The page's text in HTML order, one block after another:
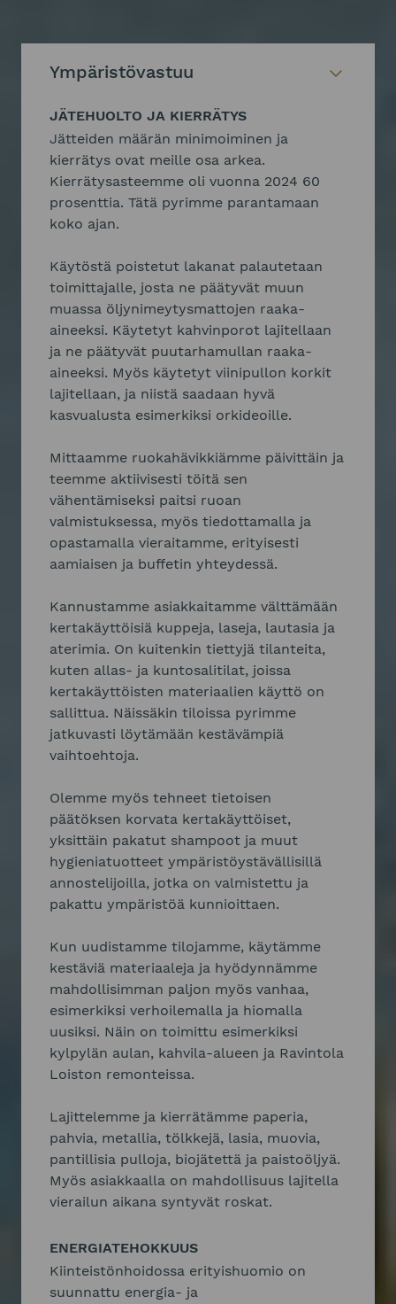
Ympäristövastuu
JÄTEHUOLTO JA KIERRÄTYS
Jätteiden määrän minimoiminen ja
kierrätys ovat meille osa arkea.
Kierrätysasteemme oli vuonna 2024 60
prosenttia. Tätä pyrimme parantamaan
koko ajan.
Käytöstä poistetut lakanat palautetaan
toimittajalle, josta ne päätyvät muun
muassa öljynimeytysmattojen raaka-
aineeksi. Käytetyt kahvinporot lajitellaan
ja ne päätyvät puutarhamullan raaka-
aineeksi. Myös käytetyt viinipullon korkit
lajitellaan, ja niistä saadaan hyvä
kasvualusta esimerkiksi orkideoille.
Mittaamme ruokahävikkiämme päivittäin ja
teemme aktiivisesti töitä sen
vähentämiseksi paitsi ruoan
valmistuksessa, myös tiedottamalla ja
opastamalla vieraitamme, erityisesti
aamiaisen ja buffetin yhteydessä.
Kannustamme asiakkaitamme välttämään
kertakäyttöisiä kuppeja, laseja, lautasia ja
aterimia. On kuitenkin tiettyjä tilanteita,
kuten allas- ja kuntosalitilat, joissa
kertakäyttöisten materiaalien käyttö on
sallittua. Näissäkin tiloissa pyrimme
jatkuvasti löytämään kestävämpiä
vaihtoehtoja.
Olemme myös tehneet tietoisen
päätöksen korvata kertakäyttöiset,
yksittäin pakatut shampoot ja muut
hygieniatuotteet ympäristöystävällisillä
annostelijoilla, jotka on valmistettu ja
pakattu ympäristöä kunnioittaen.
Kun uudistamme tilojamme, käytämme
kestäviä materiaaleja ja hyödynnämme
mahdollisimman paljon myös vanhaa,
esimerkiksi verhoilemalla ja hiomalla
uusiksi. Näin on toimittu esimerkiksi
kylpylän aulan, kahvila-alueen ja Ravintola
Loiston remonteissa.
Lajittelemme ja kierrätämme paperia,
pahvia, metallia, tölkkejä, lasia, muovia,
pantillisia pulloja, biojätettä ja paistoöljyä.
Myös asiakkaalla on mahdollisuus lajitella
vierailun aikana syntyvät roskat.
ENERGIATEHOKKUUS
Kiinteistönhoidossa erityishuomio on
suunnattu energia- ja